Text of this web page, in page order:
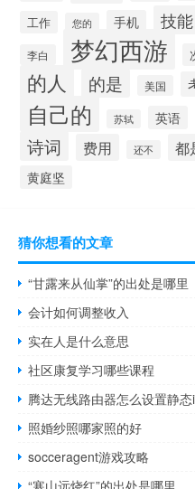
工作 您的 手机 技能
李白 梦幻西游
的人 的是 美国
自己的 苏轼 英语
诗词 费用 还不 都
黄庭坚
猜你想看的文章
“甘露来从仙掌”的出处是哪里
会计如何调整收入
实在人是什么意思
社区康复学习哪些课程
腾达无线路由器怎么设置静
照婚纱照哪家照的好
socceragent游戏攻略
“寒山远烧红”的出处是哪里